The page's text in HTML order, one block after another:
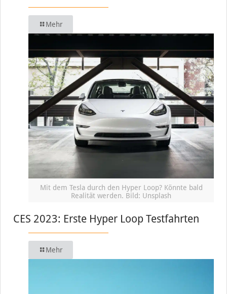
Mehr
Mit dem Tesla durch den Hyper Loop? Könnte bald
Realität werden. Bild: Unsplash
CES 2023: Erste Hyper Loop Testfahrten
Mehr